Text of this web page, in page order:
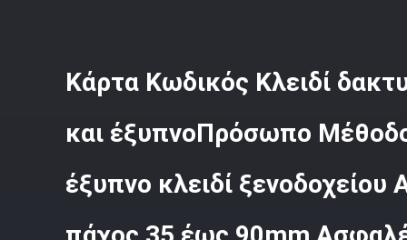
Κάρτα Κωδικός Κλειδί
και έξυπνοΠρόσωπο
έξυπνο κλειδί ξενοδοχείου